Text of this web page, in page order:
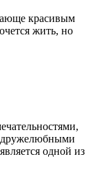
красивым
жить, но
дружелюбными
одной из